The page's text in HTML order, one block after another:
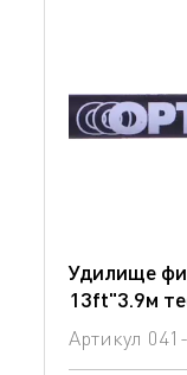
Удилище
13ft"3.9м
Артикул